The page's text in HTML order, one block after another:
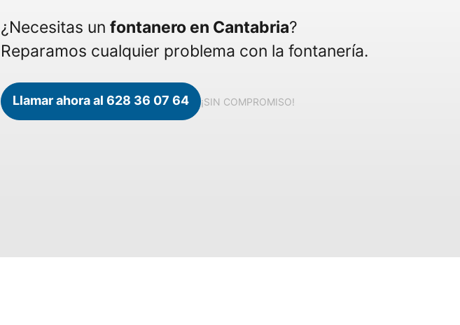
¿Necesitas un fontanero en Cantabria?
Reparamos cualquier problema con la fontanería.
Llamar ahora al 628 36 07 64 ¡SIN COMPROMISO!